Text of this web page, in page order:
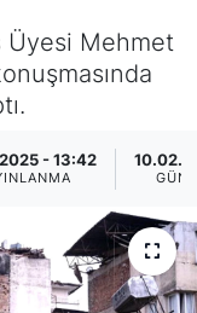
Üyesi Mehmet
- 13:42